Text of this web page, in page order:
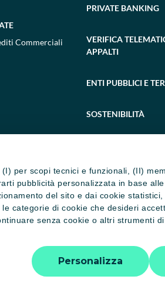
per scopi tecnici e funzionali, (II)
pubblicità personalizzata in base
del sito e dai cookie
categorie di cookie che desideri
senza cookie o altri strumenti
Personalizza
Commerciali
PRIVATE BANKING
VERIFICA
APPALTI
ENTI PUBBLICI E
SOSTENIBILITÀ
- Tutti i diritti riservati - P.IVA